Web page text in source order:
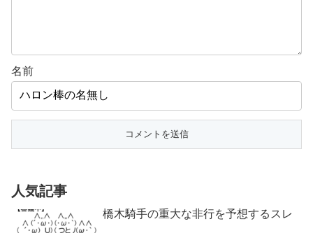
名前
人気記事
橋木騎手の重大な非行を予想するスレ